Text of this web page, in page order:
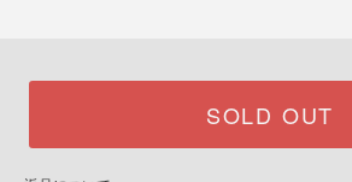
SOLD OUT